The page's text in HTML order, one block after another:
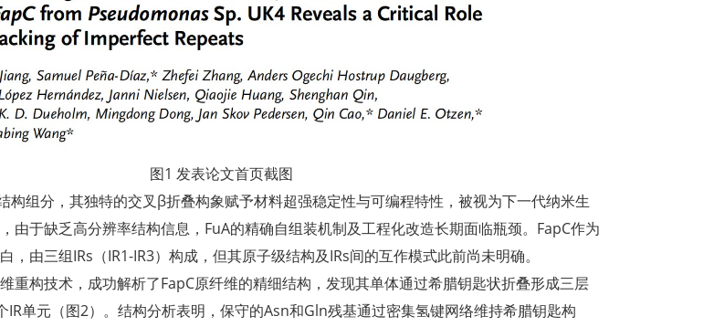
图1 发表论文首页截图
构组分，其独特的交叉β折叠构象赋予材料超强稳定性与可编程特性，被视为下一代纳米生
由于缺乏高分辨率结构信息，FuA的精确自组装机制及工程化改造长期面临瓶颈。FapC作为
，由三组IRs（IR1-IR3）构成，但其原子级结构及IRs间的互作模式此前尚未明确。
重构技术，成功解析了FapC原纤维的精细结构，发现其单体通过希腊钥匙状折叠形成三层
IR单元（图2）。结构分析表明，保守的Asn和Gln残基通过密集氢键网络维持希腊钥匙构